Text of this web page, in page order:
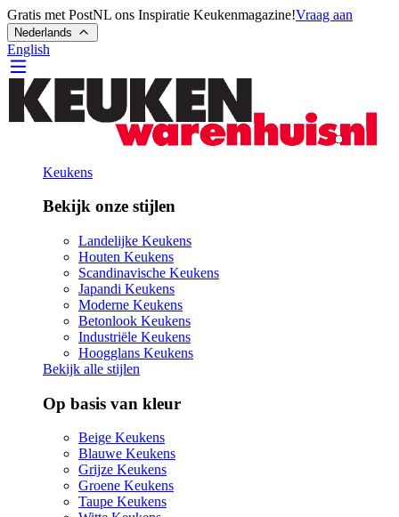
Gratis met PostNL ons Inspiratie Keukenmagazine!Vraag aan
Nederlands
English
Keukens
Bekijk onze stijlen
Landelijke Keukens
Houten Keukens
Scandinavische Keukens
Japandi Keukens
Moderne Keukens
Betonlook Keukens
Industriële Keukens
Hoogglans Keukens
Bekijk alle stijlen
Op basis van kleur
Beige Keukens
Blauwe Keukens
Grijze Keukens
Groene Keukens
Taupe Keukens